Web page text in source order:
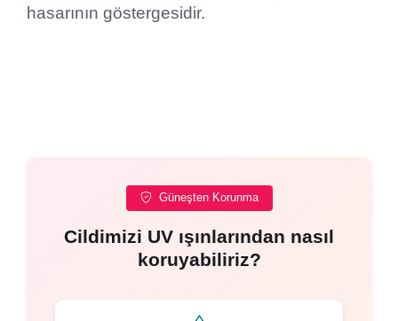
hasarının göstergesidir.
Güneşten Korunma
Cildimizi UV ışınlarından nasıl
koruyabiliriz?